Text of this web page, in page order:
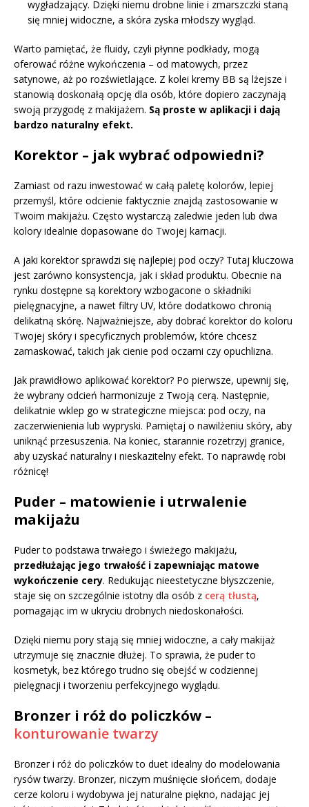
wygładzający. Dzięki niemu drobne linie i zmarszczki staną
się mniej widoczne, a skóra zyska młodszy wygląd.
Warto pamiętać, że fluidy, czyli płynne podkłady, mogą
oferować różne wykończenia – od matowych, przez
satynowe, aż po rozświetlające. Z kolei kremy BB są lżejsze i
stanowią doskonałą opcję dla osób, które dopiero zaczynają
swoją przygodę z makijażem. Są proste w aplikacji i dają
bardzo naturalny efekt.
Korektor – jak wybrać odpowiedni?
Zamiast od razu inwestować w całą paletę kolorów, lepiej
przemyśl, które odcienie faktycznie znajdą zastosowanie w
Twoim makijażu. Często wystarczą zaledwie jeden lub dwa
kolory idealnie dopasowane do Twojej karnacji.
A jaki korektor sprawdzi się najlepiej pod oczy? Tutaj kluczowa
jest zarówno konsystencja, jak i skład produktu. Obecnie na
rynku dostępne są korektory wzbogacone o składniki
pielęgnacyjne, a nawet filtry UV, które dodatkowo chronią
delikatną skórę. Najważniejsze, aby dobrać korektor do koloru
Twojej skóry i specyficznych problemów, które chcesz
zamaskować, takich jak cienie pod oczami czy opuchlizna.
Jak prawidłowo aplikować korektor? Po pierwsze, upewnij się,
że wybrany odcień harmonizuje z Twoją cerą. Następnie,
delikatnie wklep go w strategiczne miejsca: pod oczy, na
zaczerwienienia lub wypryski. Pamiętaj o nawilżeniu skóry, aby
uniknąć przesuszenia. Na koniec, starannie rozetrzyj granice,
aby uzyskać naturalny i nieskazitelny efekt. To naprawdę robi
różnicę!
Puder – matowienie i utrwalenie
makijażu
Puder to podstawa trwałego i świeżego makijażu,
przedłużając jego trwałość i zapewniając matowe
wykończenie cery. Redukując nieestetyczne błyszczenie,
staje się on szczególnie istotny dla osób z cerą tłustą,
pomagając im w ukryciu drobnych niedoskonałości.
Dzięki niemu pory stają się mniej widoczne, a cały makijaż
utrzymuje się znacznie dłużej. To sprawia, że puder to
kosmetyk, bez którego trudno się obejść w codziennej
pielęgnacji i tworzeniu perfekcyjnego wyglądu.
Bronzer i róż do policzków –
konturowanie twarzy
Bronzer i róż do policzków to duet idealny do modelowania
rysów twarzy. Bronzer, niczym muśnięcie słońcem, dodaje
cerze koloru i wydobywa jej naturalne piękno, nadając jej